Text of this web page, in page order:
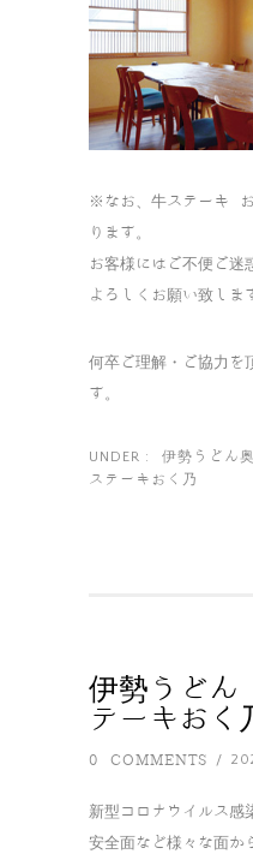
※なお、牛ステーキ
ります。
お客様にはご不便ご迷
よろしくお願い致しま
何卒ご理解・ご協力を
す。
UNDER : 伊勢うどん
ステーキおく乃
伊勢うど
テーキお
0 COMMENTS /
新型コロナウイルス感
安全面など様々な面か